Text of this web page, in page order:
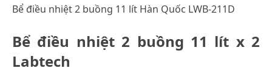
Bể điều nhiệt 2 buồng 11 lít Hàn Quốc LWB-211D
Bể điều nhiệt 2 buồng 11 lít x 2
Labtech